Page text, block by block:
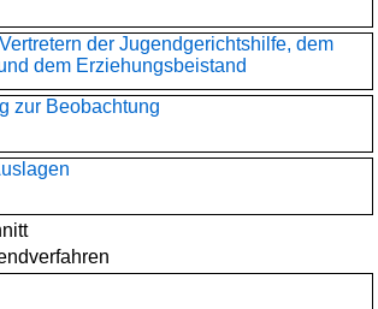
der Jugendgerichtshilfe, dem
dem Erziehungsbeistand
zur Beobachtung